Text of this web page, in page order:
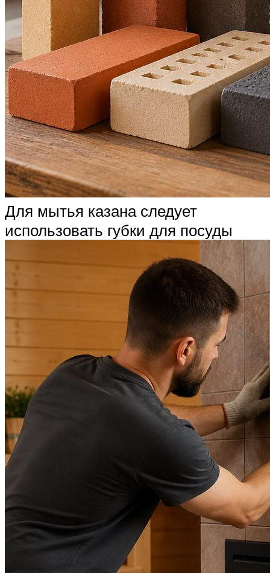
Для мытья казана следует
использовать губки для посуды